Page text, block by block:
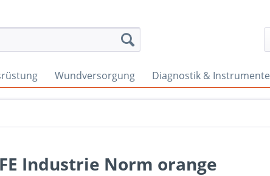
Wundversorgung Diagnostik & Instrumente
Industrie Norm orange